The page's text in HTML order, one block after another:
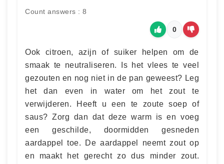
Count answers : 8
0
Ook citroen, azijn of suiker helpen om de
smaak te neutraliseren. Is het vlees te veel
gezouten en nog niet in de pan geweest? Leg
het dan even in water om het zout te
verwijderen. Heeft u een te zoute soep of
saus? Zorg dan dat deze warm is en voeg
een geschilde, doormidden gesneden
aardappel toe. De aardappel neemt zout op
en maakt het gerecht zo dus minder zout.